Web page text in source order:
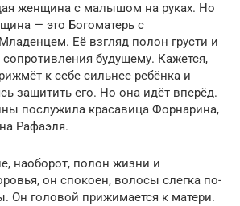
женщина с малышом на руках. Но
— это Богоматерь с
Её взгляд полон грусти и
сопротивления будущему. Кажется,
к себе сильнее ребёнка и
защитить его. Но она идёт вперёд.
послужила красавица Форнарина,
Рафаэля.
наоборот, полон жизни и
он спокоен, волосы слегка по-
Он головой прижимается к матери.